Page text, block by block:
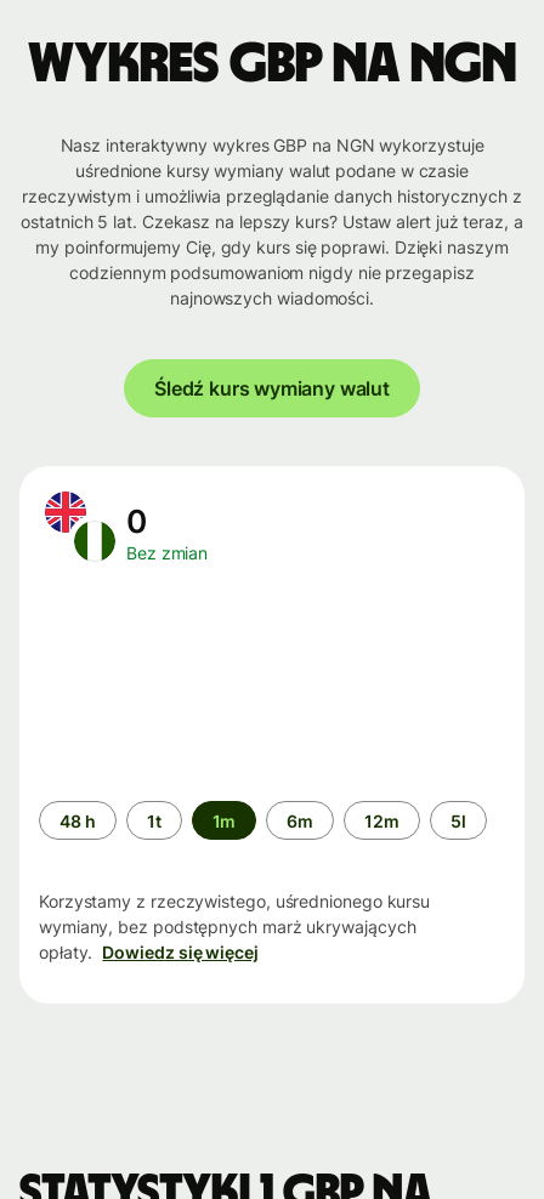
Wykres GBP na NGN
Nasz interaktywny wykres GBP na NGN wykorzystuje
uśrednione kursy wymiany walut podane w czasie
rzeczywistym i umożliwia przeglądanie danych historycznych z
ostatnich 5 lat. Czekasz na lepszy kurs? Ustaw alert już teraz, a
my poinformujemy Cię, gdy kurs się poprawi. Dzięki naszym
codziennym podsumowaniom nigdy nie przegapisz
najnowszych wiadomości.
Śledź kurs wymiany walut
0
Bez zmian
Przedział
czasu
48 h 1t 1m 6m 12m 5l
Korzystamy z rzeczywistego, uśrednionego kursu
wymiany, bez podstępnych marż ukrywających
opłaty. Dowiedz się więcej